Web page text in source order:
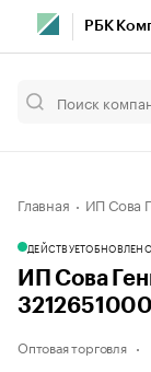
РБК
Главная ИП Сова
ДЕЙСТВУЕТОБНОВЛЕНО
ИП Сова
Оптовая торговля